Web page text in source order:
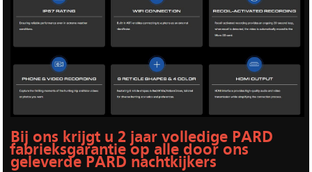
Bij ons krijgt u 2 jaar volledige PARD
fabrieksgarantie op alle door ons
geleverde PARD nachtkijkers